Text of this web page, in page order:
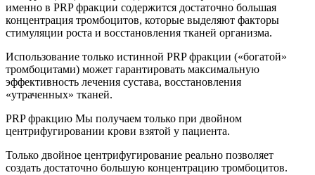
именно в PRP фракции содержится достаточно большая
концентрация тромбоцитов, которые выделяют факторы
стимуляции роста и восстановления тканей организма.
Использование только истинной PRP фракции («богатой»
тромбоцитами) может гарантировать максимальную
эффективность лечения сустава, восстановления
«утраченных» тканей.
PRP фракцию Мы получаем только при двойном
центрифугировании крови взятой у пациента.
Только двойное центрифугирование реально позволяет
создать достаточно большую концентрацию тромбоцитов.